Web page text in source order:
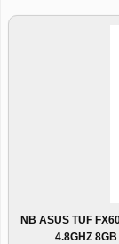
NB ASUS TUF
4.8GHZ